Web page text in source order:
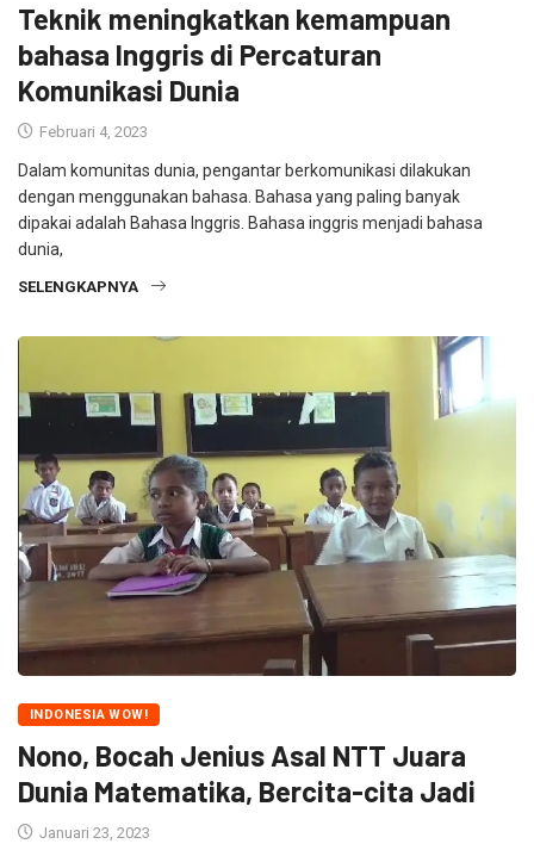
Teknik meningkatkan kemampuan
bahasa Inggris di Percaturan
Komunikasi Dunia
Februari 4, 2023
Dalam komunitas dunia, pengantar berkomunikasi dilakukan
dengan menggunakan bahasa. Bahasa yang paling banyak
dipakai adalah Bahasa Inggris. Bahasa inggris menjadi bahasa
dunia,
SELENGKAPNYA
INDONESIA WOW!
Nono, Bocah Jenius Asal NTT Juara
Dunia Matematika, Bercita-cita Jadi
Januari 23, 2023